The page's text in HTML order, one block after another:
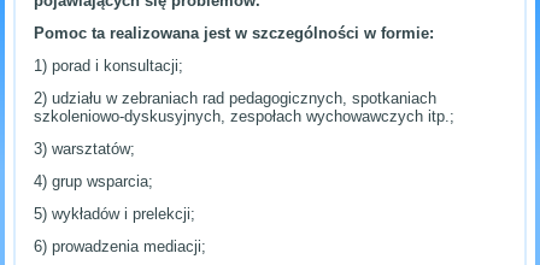
Pomoc ta realizowana jest w szczególności w formie:
1) porad i konsultacji;
2) udziału w zebraniach rad pedagogicznych, spotkaniach
szkoleniowo-dyskusyjnych, zespołach wychowawczych itp.;
3) warsztatów;
4) grup wsparcia;
5) wykładów i prelekcji;
6) prowadzenia mediacji;